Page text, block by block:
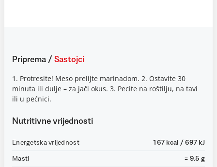
Priprema / Sastojci
1. Protresite! Meso prelijte marinadom. 2. Ostavite 30
minuta ili dulje – za jači okus. 3. Pecite na roštilju, na tavi
ili u pećnici.
Nutritivne vrijednosti
Energetska vrijednost 167 kcal / 697 kJ
Masti = 9.5 g